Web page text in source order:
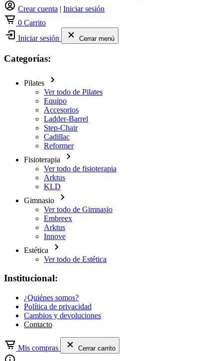
Crear cuenta | Iniciar sesión
0 Carrito
Iniciar sesión
Cerrar menú
Categorías:
Pilates
Ver todo de Pilates
Equipo
Accesorios
Ladder-Barrel
Step-Chair
Cadillac
Reformer
Fisioterapia
Ver todo de fisioterapia
Arktus
KLD
Gimnasio
Ver todo de Gimnasio
Embreex
Arktus
Innove
Estética
Ver todo de Estética
Institucional:
¿Quiénes somos?
Política de privacidad
Cambios y devoluciones
Contacto
Mis compras Cerrar carrito